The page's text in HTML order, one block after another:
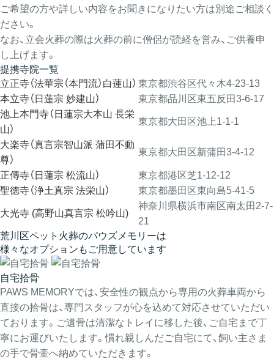
ご希望の方や詳しい内容をお聞きになりたい方は別途ご相談く
ださい。
なお、立会火葬の際は火葬の前に僧侶が読経を営み、ご供養申
し上げます。
提携寺院一覧
立正寺（法華宗（本門流）白蓮山） 東京都渋谷区代々木4-23-13
本立寺（日蓮宗 妙建山）
東京都品川区東五反田3-6-17
池上本門寺（日蓮宗大本山 長栄
山）
東京都大田区池上1-1-1
大楽寺（真言宗智山派 蒲田不動
尊）
東京都大田区新蒲田3-4-12
正傳寺（日蓮宗 松流山）
東京都港区芝1-12-12
聖徳寺（浄土真宗 法栄山）
東京都墨田区東向島5-41-5
大光寺 (高野山真言宗 松吟山)
神奈川県横浜市南区南太田2-7-
21
荒川区ペット火葬のパウズメモリーは
様々なオプションもご用意しています
自宅拾骨
PAWS MEMORYでは、安全性の観点から専用の火葬車両から
直接の拾骨は、専門スタッフが心を込めて対応させていただい
ております。ご遺骨は清潔なトレイに移した後、ご自宅まで丁
寧にお運びいたします。慣れ親しんだご自宅にて、飼い主さま
の手で骨壷へ納めていただきます。